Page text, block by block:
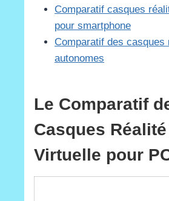
Comparatif casques
pour smartphone
Comparatif des casques
autonomes
Le Comparatif
Casques Réalité
Virtuelle pour